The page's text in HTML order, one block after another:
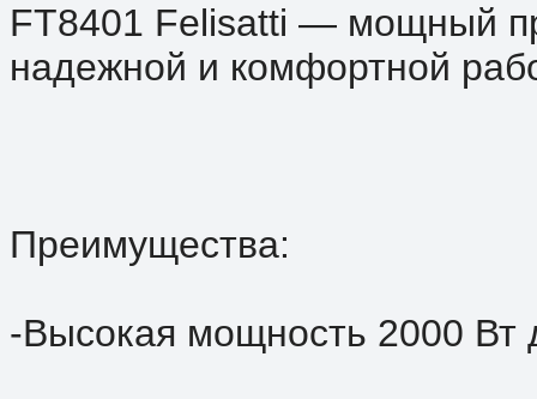
FT8401 Felisatti — мощный
надежной и комфортной
Преимущества:
-Высокая мощность 2000 Вт